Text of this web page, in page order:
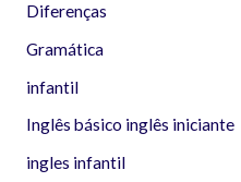
Diferenças
Gramática
infantil
Inglês básico inglês iniciante
ingles infantil